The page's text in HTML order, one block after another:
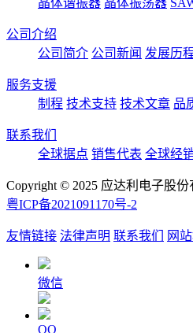
晶体谐振器 晶体振荡器
公司介绍
公司简介 公司新闻 发展历
服务支援
制程 技术支持 技术文章 品
联系我们
全球据点 销售代表 全球经
Copyright © 2025 应达利电子股份
粤ICP备2021091170号-2
友情链接 法律声明 联系我们 网
微信
QQ